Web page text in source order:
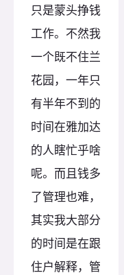
只是蒙头挣钱
工作。不然我
一个既不住兰
花园，一年只
有半年不到的
时间在雅加达
的人瞎忙乎啥
呢。而且钱多
了管理也难，
其实我大部分
的时间是在跟
住户解释，管